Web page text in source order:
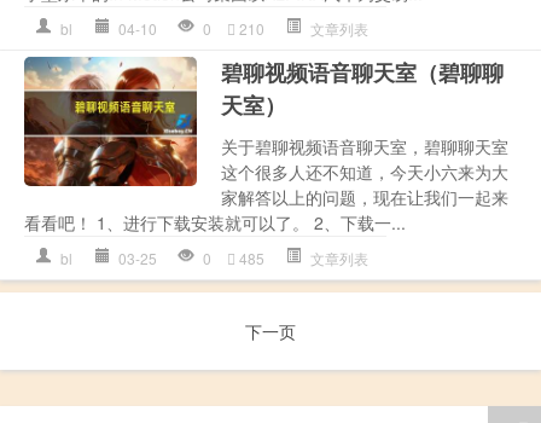
bl 04-10 0 210 文章列表
碧聊视频语音聊天室（碧聊聊
天室）
关于碧聊视频语音聊天室，碧聊聊天室
这个很多人还不知道，今天小六来为大
家解答以上的问题，现在让我们一起来
看看吧！ 1、进行下载安装就可以了。 2、下载一...
bl 03-25 0 485 文章列表
下一页